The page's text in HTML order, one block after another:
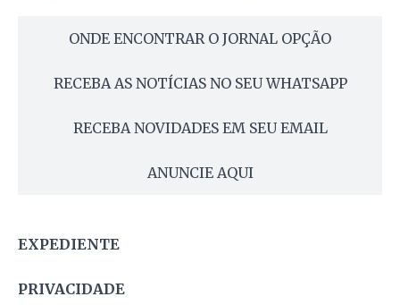
ONDE ENCONTRAR O JORNAL OPÇÃO
RECEBA AS NOTÍCIAS NO SEU WHATSAPP
RECEBA NOVIDADES EM SEU EMAIL
ANUNCIE AQUI
EXPEDIENTE
PRIVACIDADE